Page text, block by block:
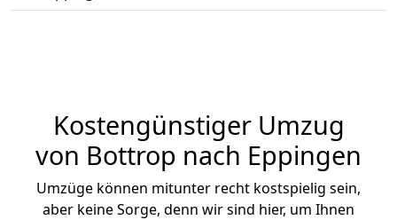
Kostengünstiger Umzug
von Bottrop nach Eppingen
Umzüge können mitunter recht kostspielig sein,
aber keine Sorge, denn wir sind hier, um Ihnen